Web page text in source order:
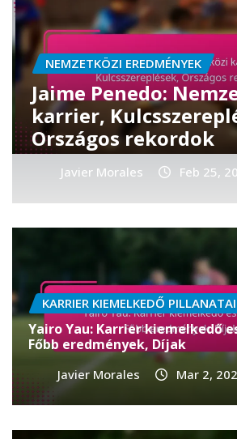
NEMZETKÖZI
Adolfo
Nemzetközi
Javier Morales
KARRIER KIEMELKEDŐ PILLANATAI
Yairo Yau: Karrier kiemelkedő
Főbb eredmények, Díjak
Javier Morales Mar 2,